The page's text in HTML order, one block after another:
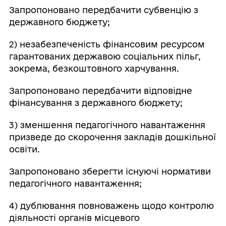
Запропоновано передбачити субвенцію з
державного бюджету;
2) незабезпеченість фінансовим ресурсом
гарантованих державою соціальних пільг,
зокрема, безкоштовного харчування.
Запропоновано передбачити відповідне
фінансування з державного бюджету;
3) зменшення педагогічного навантаження
призведе до скорочення закладів дошкільної
освіти.
Запропоновано зберегти існуючі нормативи
педагогічного навантаження;
4) дублювання повноважень щодо контролю
діяльності органів місцевого